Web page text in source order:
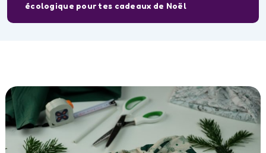
écologique pour tes cadeaux de Noël